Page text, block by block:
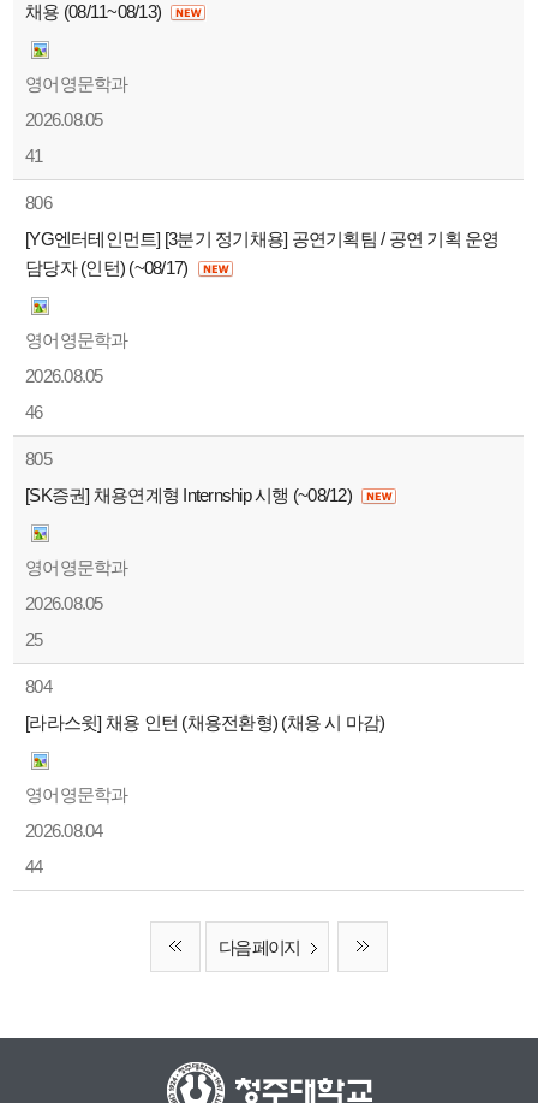
채용 (08/11~08/13)
영어영문학과
2026.08.05
41
806
[YG엔터테인먼트] [3분기 정기채용] 공연기획팀 / 공연 기획 운영
담당자 (인턴) (~08/17)
영어영문학과
2026.08.05
46
805
[SK증권] 채용연계형 Internship 시행 (~08/12)
영어영문학과
2026.08.05
25
804
[라라스윗] 채용 인턴 (채용전환형) (채용 시 마감)
영어영문학과
2026.08.04
44
다음 페이지